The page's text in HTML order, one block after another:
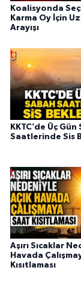
Koalisyonda
Karma Oy İçin
Arayışı
KKTC’de Üç Gün
Saatlerinde Sis
Aşırı Sıcaklar
Havada
Kısıtlaması